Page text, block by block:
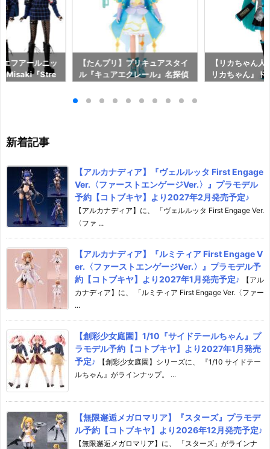
フアールニッ
Misaki『Stre
【たんプリ】プリキュアスタイ
ル『キュアエクレール』名探偵
ダイ】より2026年7月25日発
【リカちゃん
リカちゃん』ド
新着記事
【アルカナディア】『ヴェルルッタ First Engage
Ver.〈ファーストエンゲージVer.〉』プラモデル
予約【コトブキヤ】より2027年2月発売予定♪
【アルカナディア】に、 「ヴェルルッタ First Engage Ver.
〈ファ ...
【アルカナディア】『ルミティア First Engage V
er.〈ファーストエンゲージVer.〉』プラモデル予
約【コトブキヤ】より2027年1月発売予定♪
【アル
カナディア】に、 「ルミティア First Engage Ver.〈ファー
...
【創彩少女庭園】1/10『サイドテールちゃん』プ
ラモデル予約【コトブキヤ】より2027年1月発売
予定♪
【創彩少女庭園】シリーズに、 『1/10 サイドテー
ルちゃん』がラインナップ。 ...
【無限邂逅メガロマリア】『スターズ』プラモデ
ル予約【コトブキヤ】より2026年12月発売予定♪
【無限邂逅メガロマリア】に、 「スターズ」がラインナ